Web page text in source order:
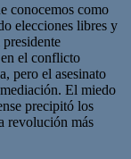
conocemos como
elecciones libres y
el conflicto
pero el asesinato
El miedo
precipitó los
revolución más